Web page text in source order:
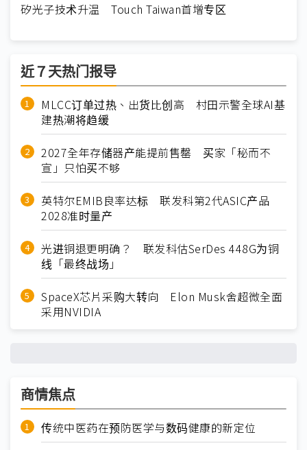
矽光子技术升温 Touch Taiwan首增专区
近７天热门报导
MLCC订单过热、出货比创高 村田示警全球AI基
建热潮将趋缓
2027全年存储器产能提前售罄 买家「秘而不
宣」只怕买不够
英特尔EMIB良率达标 联发科第2代ASIC产品
2028准时量产
光进铜退更明确？ 联发科估SerDes 448G为铜
线「最终战场」
SpaceX芯片采购大转向 Elon Musk舍超微全面
采用NVIDIA
商情焦点
传统中医药在预防医学与数码健康的新定位